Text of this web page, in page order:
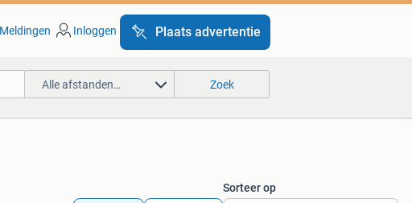
Meldingen Inloggen Plaats advertentie
Alle afstanden… Zoek
Sorteer op